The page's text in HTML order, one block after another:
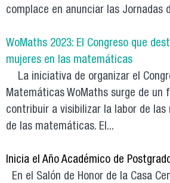
complace en anunciar las Jornadas
WoMaths 2023: El Congreso que
mujeres en las matemáticas
La iniciativa de organizar el
Matemáticas WoMaths surge de un
contribuir a visibilizar la labor de las
de las matemáticas. El...
Inicia el Año Académico de
En el Salón de Honor de la Casa